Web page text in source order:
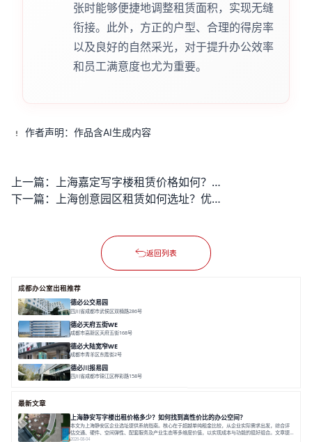
张时能够便捷地调整租赁面积，实现无缝
衔接。此外，方正的户型、合理的得房率
以及良好的自然采光，对于提升办公效率
和员工满意度也尤为重要。
作者声明：作品含AI生成内容
上一篇：
上海嘉定写字楼租赁价格如何？哪个园区性价比很高？
下一篇：
上海创意园区租赁如何选址？优质园区有哪些服务保障？
返回列表
成都办公室出租推荐
德必公交易园
四川省成都市武侯区双楠路286号
德必天府五街WE
成都市高新区天府五街168号
德必⼤陆宽窄WE
成都市青羊区东胜街2号
德必川报易园
四川省成都市锦江区桦彩路158号
最新文章
上海静安写字楼出租价格多少？如何找到高性价比的办公空间？
本文为上海静安区企业选址提供系统指南。核心在于超越单纯租金比较，从企业实际需求出发，综合评
估交通、硬件、空间弹性、配套服务及产业生态等多维度价值，以实现成本与功能的挺好组合。文章提
出打破固定工位思维，采用精装灵活空间与共享配套以提升性价比，并通过不同规模企业的实际案例加
2026-08-04